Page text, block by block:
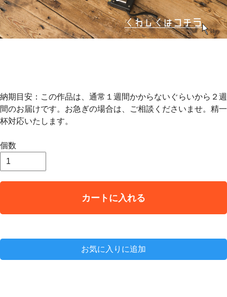
納期目安：この作品は、通常１週間かからないぐらいから２週
間のお届けです。お急ぎの場合は、ご相談くださいませ。精一
杯対応いたします。
個数
カートに入れる
お気に入りに追加